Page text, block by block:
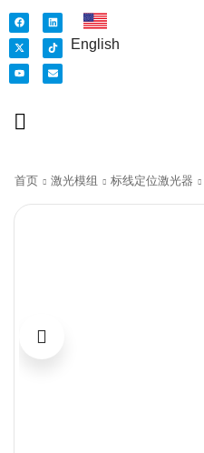
English
首页 激光模组 标线定位激光器